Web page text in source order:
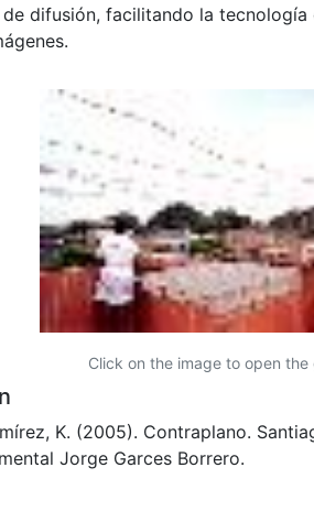
difusión, facilitando la tecnología
Click on the image to open the
K. (2005). Contraplano.
Jorge Garces Borrero.